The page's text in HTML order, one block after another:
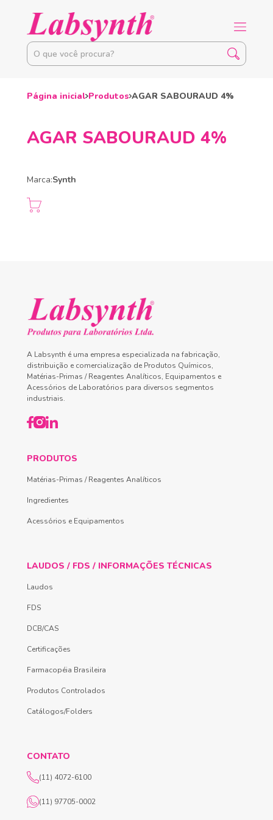
Página inicial Produtos AGAR SABOURAUD 4%
AGAR SABOURAUD 4%
Marca:Synth
A Labsynth é uma empresa especializada na fabricação,
distribuição e comercialização de Produtos Químicos,
Matérias-Primas / Reagentes Analíticos, Equipamentos e
Acessórios de Laboratórios para diversos segmentos
industriais.
PRODUTOS
Matérias-Primas / Reagentes Analíticos
Ingredientes
Acessórios e Equipamentos
LAUDOS / FDS / INFORMAÇÕES TÉCNICAS
Laudos
FDS
DCB/CAS
Certificações
Farmacopéia Brasileira
Produtos Controlados
Catálogos/Folders
CONTATO
(11) 4072-6100
(11) 97705-0002